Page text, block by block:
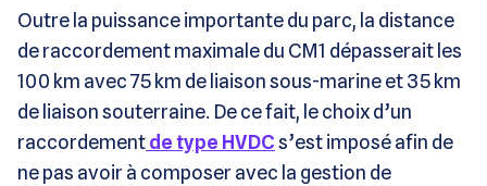
Outre la puissance importante du parc, la distance
de raccordement maximale du CM1 dépasserait les
100 km avec 75 km de liaison sous-marine et 35 km
de liaison souterraine. De ce fait, le choix d’un
raccordementde type HVDCs’est imposé afin de
ne pas avoir à composer avec la gestion de